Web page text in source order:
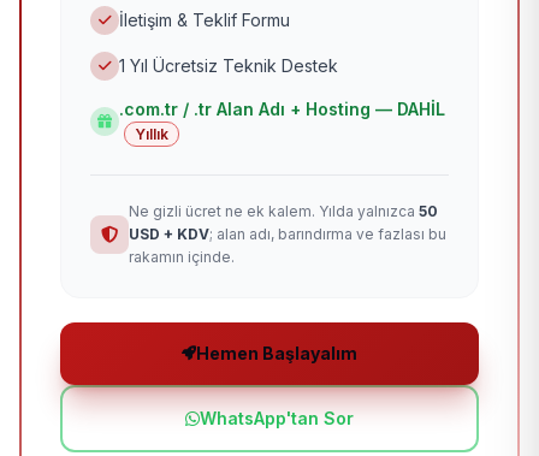
İletişim & Teklif Formu
1 Yıl Ücretsiz Teknik Destek
.com.tr / .tr Alan Adı + Hosting — DAHİL
Yıllık
Ne gizli ücret ne ek kalem. Yılda yalnızca 50
USD + KDV; alan adı, barındırma ve fazlası bu
rakamın içinde.
Hemen Başlayalım
WhatsApp'tan Sor